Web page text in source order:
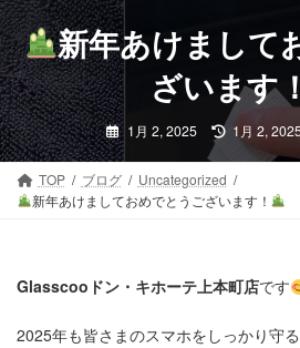
コ
ン
テ
ン
ツ
へ
ス
ナ
ビ
ゲ
ー
シ
ョ
ン
新年あけまして
ざいます！
1月 2, 2025 最
終
更
新
日
時
:
1月 2,
TOP ブログ
Uncategorized
新年あけましておめでとうございます！
Glasscooドン・キホーテ上本町店です
2025年も皆さまのスマホをしっかり守